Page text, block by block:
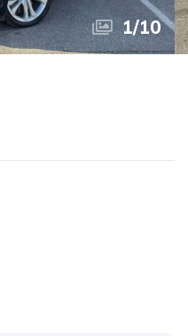
1/10